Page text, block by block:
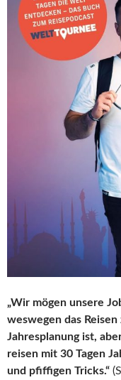
„Wir mögen unsere
weswegen das
Jahresplanung ist,
reisen mit 30 Tagen
und pfiffigen Tricks.“